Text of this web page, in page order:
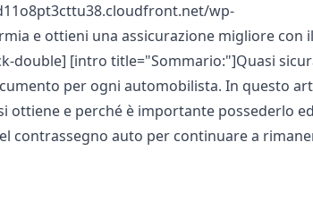
wp-
e ottieni una assicurazione migliore
double] [intro title="Sommario:"]Quasi
per ogni automobilista. In questo
ottiene e perché è importante possederlo
contrassegno auto per continuare a